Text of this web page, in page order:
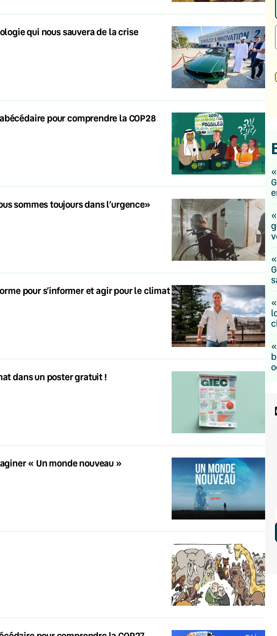
qui nous sauvera de la crise
pour comprendre la COP28
sommes toujours dans l’urgence»
pour s’informer et agir pour le climat
dans un poster gratuit !
« Un monde nouveau »